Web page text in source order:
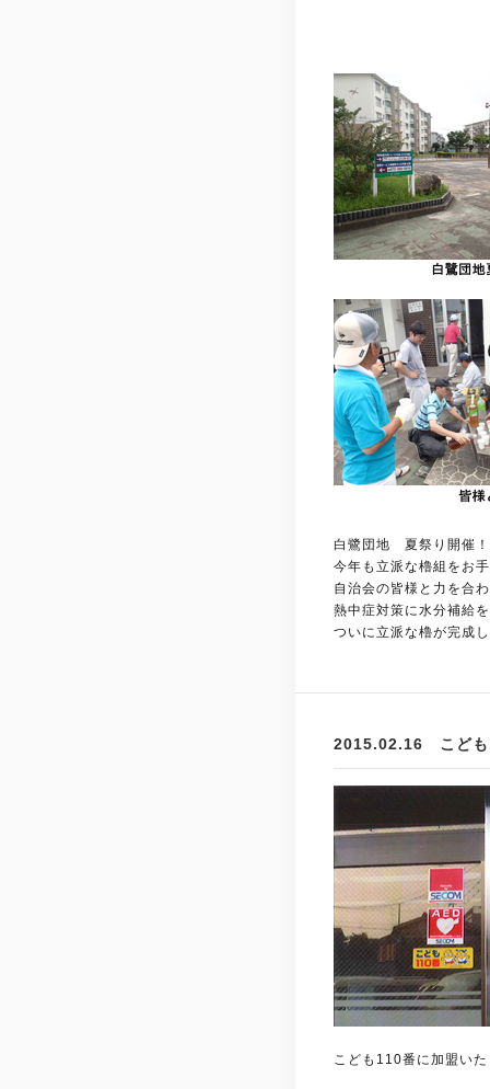
白鷺団地 夏祭り開催！
今年も立派な櫓組をお
自治会の皆様と力を合
熱中症対策に水分補給
ついに立派な櫓が完成
2015.02.16 こども
こども110番に加盟い